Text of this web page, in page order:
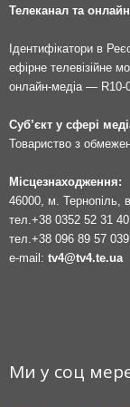
Телеканал та
Ідентифікатори в
ефірне телевізійне
онлайн-медіа — R10-
Суб’єкт у сфері
Товариство з
Місцезнаходження:
46000, м. Тернопіль,
тел. +38 0352 52 31 40
тел. +38 096 89 57 039
e-mail: tv4@tv4.te.ua
Ми у соц